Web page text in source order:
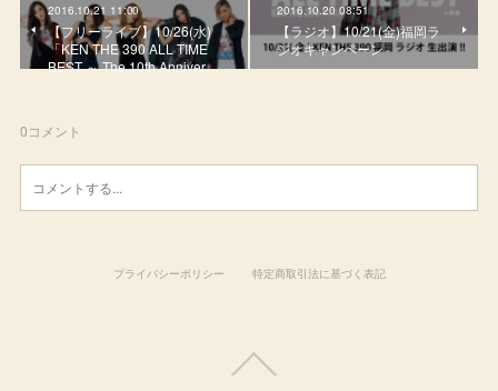
2016.10.21 11:00
【フリーライブ】10/26(水)
「KEN THE 390 ALL TIME
BEST ～ The 10th Anniver…
2016.10.20 08:51
【ラジオ】10/21(金)福岡ラ
ジオキャンペーン
0コメント
プライバシーポリシー 特定商取引法に基づく表記